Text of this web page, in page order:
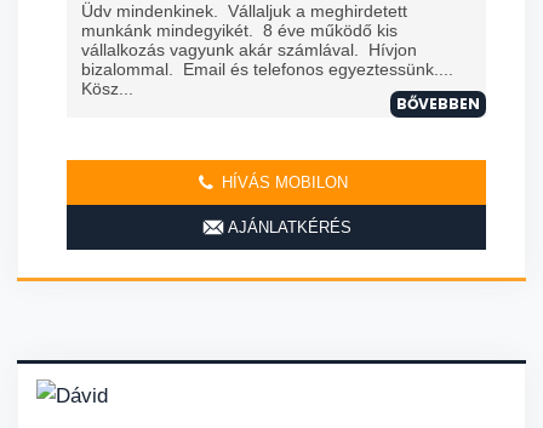
Üdv mindenkinek. Vállaljuk a meghirdetett
munkánk mindegyikét. 8 éve működő kis
vállalkozás vagyunk akár számlával. Hívjon
bizalommal. Email és telefonos egyeztessünk....
Kösz...
BŐVEBBEN
HÍVÁS MOBILON
AJÁNLATKÉRÉS